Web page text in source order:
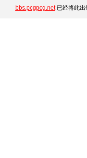
bbs.pcgpcg.net已经将此出